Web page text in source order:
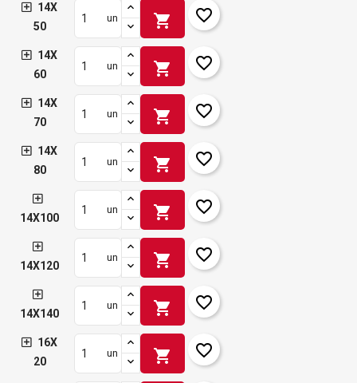
14X
50
un shopping_cart favorite_border
14X
60
un shopping_cart favorite_border
14X
70
un shopping_cart favorite_border
14X
80
un shopping_cart favorite_border
14X100
un shopping_cart favorite_border
14X120
un shopping_cart favorite_border
14X140
un shopping_cart favorite_border
16X
20
un shopping_cart favorite_border